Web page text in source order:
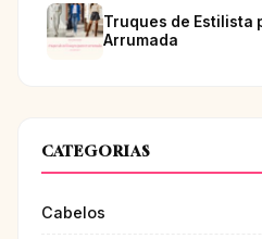
Truques de Estilista
Arrumada
CATEGORIAS
Cabelos